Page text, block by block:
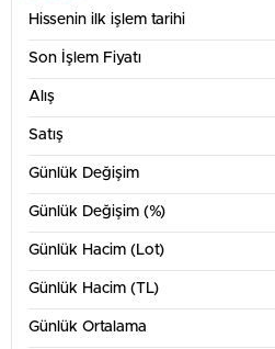
Hissenin ilk işlem tarihi
Son İşlem Fiyatı
Alış
Satış
Günlük Değişim
Günlük Değişim (%)
Günlük Hacim (Lot)
Günlük Hacim (TL)
Günlük Ortalama